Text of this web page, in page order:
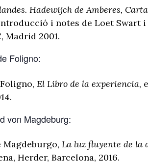
Hadewijch de Amberes,
i notes de Loet Swart
Madrid 2001.
Foligno:
El Libro de la experiencia,
von Magdeburg:
La luz fluyente de la
Herder, Barcelona, 2016.